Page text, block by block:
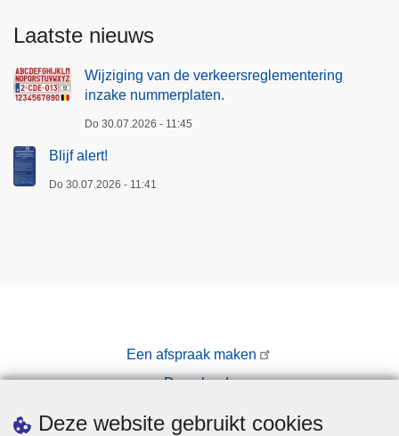
Deze website gebruikt cookies
Laatste nieuws
Wijziging van de verkeersreglementering
inzake nummerplaten.
Do 30.07.2026 - 11:45
Blijf alert!
Do 30.07.2026 - 11:41
Een afspraak maken
Downloads
Pers